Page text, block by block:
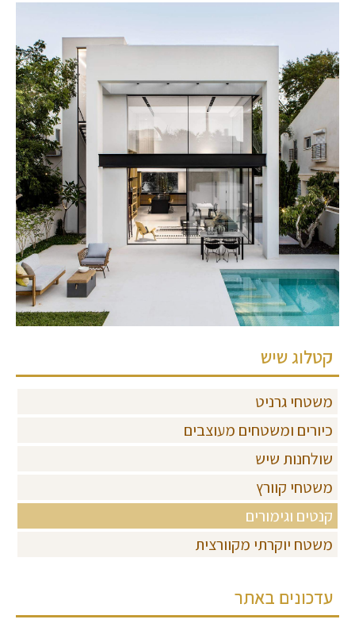
קטלוג שיש
משטחי גרניט
כיורים ומשטחים מעוצבים
שולחנות שיש
משטחי קוורץ
קנטים וגימורים
משטח יוקרתי מקוורצית
עדכונים באתר